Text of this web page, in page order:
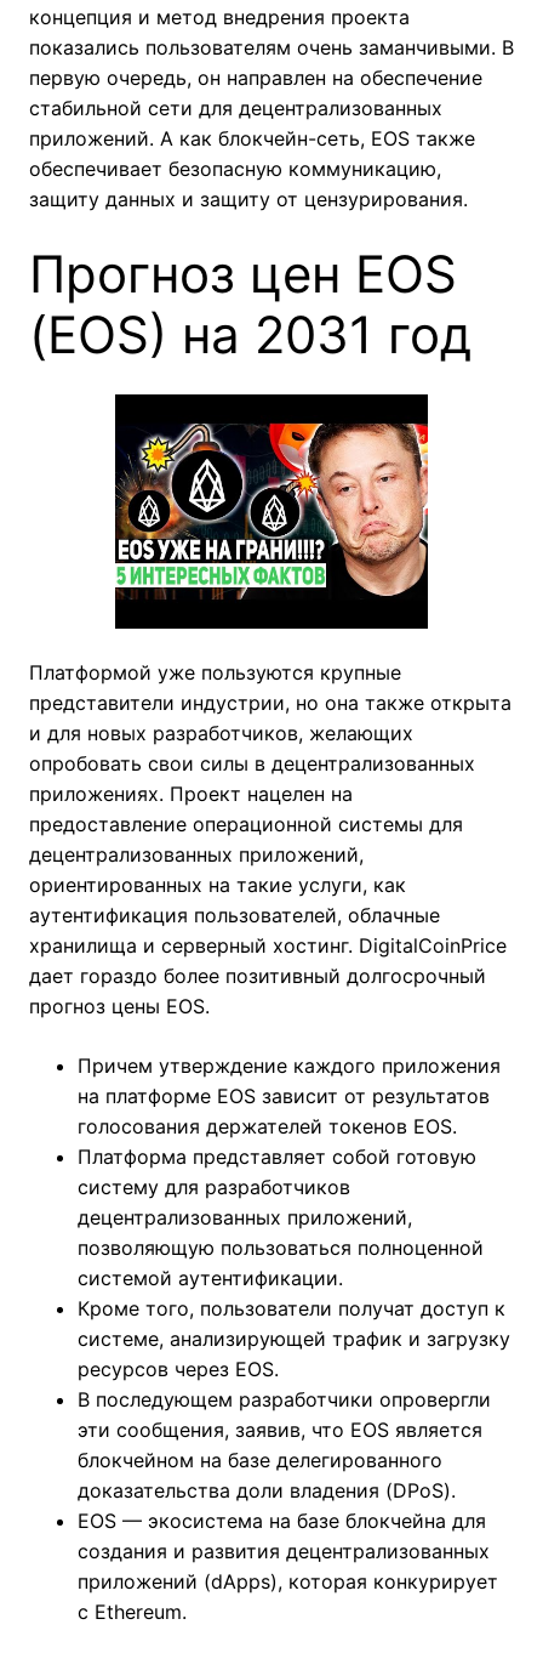
концепция и метод внедрения проекта
показались пользователям очень заманчивыми. В
первую очередь, он направлен на обеспечение
стабильной сети для децентрализованных
приложений. А как блокчейн-сеть, EOS также
обеспечивает безопасную коммуникацию,
защиту данных и защиту от цензурирования.
Прогноз цен EOS
(EOS) на 2031 год
Платформой уже пользуются крупные
представители индустрии, но она также открыта
и для новых разработчиков, желающих
опробовать свои силы в децентрализованных
приложениях. Проект нацелен на
предоставление операционной системы для
децентрализованных приложений,
ориентированных на такие услуги, как
аутентификация пользователей, облачные
хранилища и серверный хостинг. DigitalCoinPrice
дает гораздо более позитивный долгосрочный
прогноз цены EOS.
Причем утверждение каждого приложения
на платформе EOS зависит от результатов
голосования держателей токенов EOS.
Платформа представляет собой готовую
систему для разработчиков
децентрализованных приложений,
позволяющую пользоваться полноценной
системой аутентификации.
Кроме того, пользователи получат доступ к
системе, анализирующей трафик и загрузку
ресурсов через EOS.
В последующем разработчики опровергли
эти сообщения, заявив, что EOS является
блокчейном на базе делегированного
доказательства доли владения (DPoS).
EOS — экосистема на базе блокчейна для
создания и развития децентрализованных
приложений (dApps), которая конкурирует
с Ethereum.